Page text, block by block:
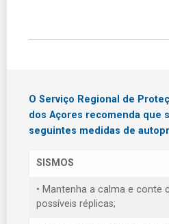
O Serviço Regional de
dos Açores recomenda que
seguintes medidas de
SISMOS
• Mantenha a calma e conte
possíveis réplicas;